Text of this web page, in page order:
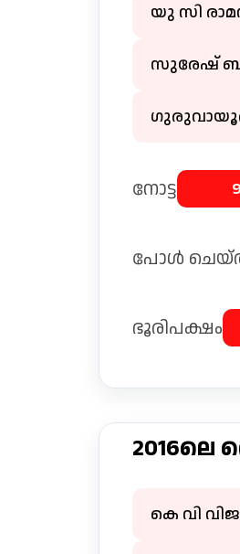
യു സി
സുരേഷ്
നോട്ട
പോള്‍
ഭൂരിപക്ഷം
കെ വി